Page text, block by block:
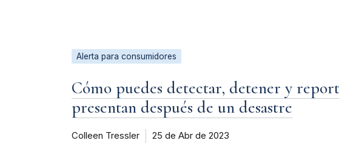
Alerta para consumidores
Cómo puedes detectar, detener y
presentan después de un desastre
Colleen Tressler 25 de Abr de 2023